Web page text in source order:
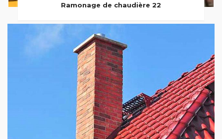
Ramonage de chaudière 22